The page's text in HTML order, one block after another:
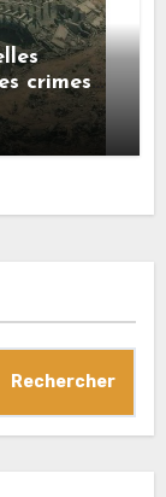
crimes
Rechercher